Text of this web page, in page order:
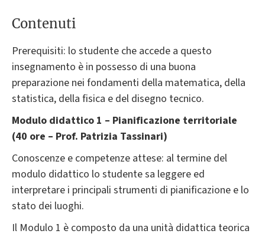
Contenuti
Prerequisiti: lo studente che accede a questo
insegnamento è in possesso di una buona
preparazione nei fondamenti della matematica, della
statistica, della fisica e del disegno tecnico.
Modulo didattico 1 – Pianificazione territoriale
(40 ore – Prof. Patrizia Tassinari)
Conoscenze e competenze attese: al termine del
modulo didattico lo studente sa leggere ed
interpretare i principali strumenti di pianificazione e lo
stato dei luoghi.
Il Modulo 1 è composto da una unità didattica teorica